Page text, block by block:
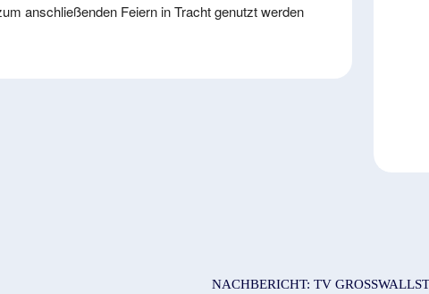
anschließenden Feiern in Tracht genutzt werden
NACHBERICHT: TV